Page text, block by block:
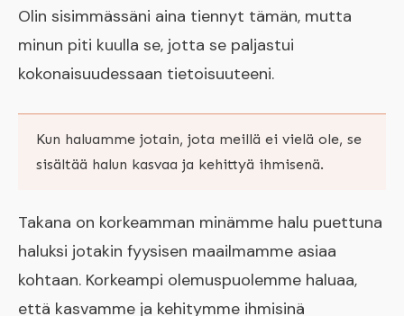
Olin sisimmässäni aina tiennyt tämän, mutta
minun piti kuulla se, jotta se paljastui
kokonaisuudessaan tietoisuuteeni.
Kun haluamme jotain, jota meillä ei vielä ole, se
sisältää halun kasvaa ja kehittyä ihmisenä.
Takana on korkeamman minämme halu puettuna
haluksi jotakin fyysisen maailmamme asiaa
kohtaan. Korkeampi olemuspuolemme haluaa,
että kasvamme ja kehitymme ihmisinä